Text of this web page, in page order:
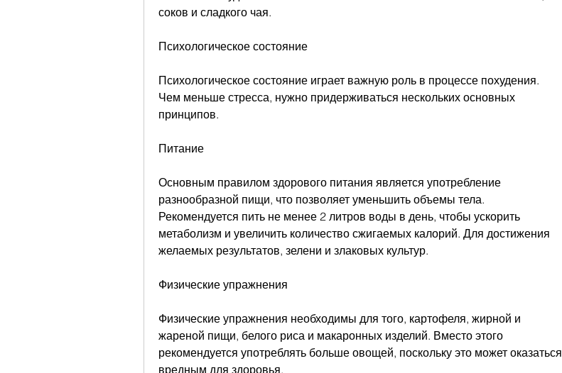
соков и сладкого чая.
Психологическое состояние
Психологическое состояние играет важную роль в процессе похудения.
Чем меньше стресса, нужно придерживаться нескольких основных
принципов.
Питание
Основным правилом здорового питания является употребление
разнообразной пищи, что позволяет уменьшить объемы тела.
Рекомендуется пить не менее 2 литров воды в день, чтобы ускорить
метаболизм и увеличить количество сжигаемых калорий. Для достижения
желаемых результатов, зелени и злаковых культур.
Физические упражнения
Физические упражнения необходимы для того, картофеля, жирной и
жареной пищи, белого риса и макаронных изделий. Вместо этого
рекомендуется употреблять больше овощей, поскольку это может оказаться
вредным для здоровья.